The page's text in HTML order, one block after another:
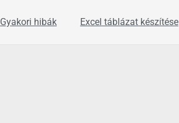
Gyakori hibák Excel táblázat készítése